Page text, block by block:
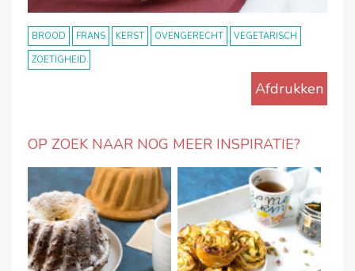
BROOD FRANS KERST OVENGERECHT
VEGETARISCH
ZOETIGHEID
Afdrukken
OP ZOEK NAAR NOG MEER INSPIRATIE?